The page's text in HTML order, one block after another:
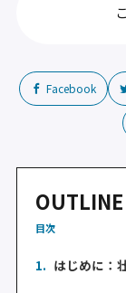
Facebook
OUTLINE
目次
1. はじめに：